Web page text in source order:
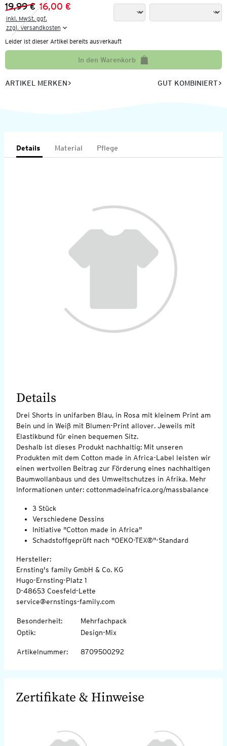
Vorheriger Preis:
19,99 €
Neuer Preis:
16,00 €
inkl. MwSt. ggf.
zzgl. Versandkosten
Leider ist dieser Artikel bereits ausverkauft
In den Warenkorb
ARTIKEL MERKEN GUT KOMBINIERT
Details Material Pflege
Details
Drei Shorts in unifarben Blau, in Rosa mit kleinem Print am
Bein und in Weiß mit Blumen-Print allover. Jeweils mit
Elastikbund für einen bequemen Sitz.
Deshalb ist dieses Produkt nachhaltig: Mit unseren
Produkten mit dem Cotton made in Africa-Label leisten wir
einen wertvollen Beitrag zur Förderung eines nachhaltigen
Baumwollanbaus und des Umweltschutzes in Afrika. Mehr
Informationen unter: cottonmadeinafrica.org/massbalance
3 Stück
Verschiedene Dessins
Initiative "Cotton made in Africa"
Schadstoffgeprüft nach "OEKO-TEX®"-Standard
Hersteller:
Ernsting's family GmbH & Co. KG
Hugo-Ernsting-Platz 1
D-48653 Coesfeld-Lette
service@ernstings-family.com
Besonderheit:
Mehrfachpack
Optik: Design-Mix
Artikelnummer: 8709500292
Zertifikate & Hinweise